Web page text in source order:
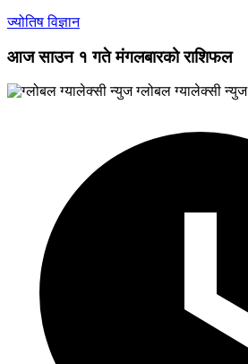
ज्योतिष विज्ञान
आज साउन १ गते मंगलबारको राशिफल
ग्लोबल ग्यालेक्सी न्युज